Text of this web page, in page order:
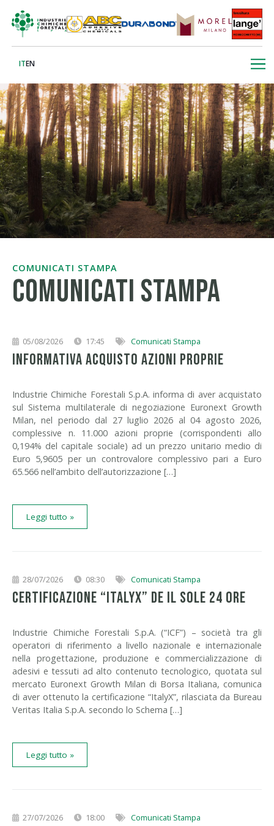
ITEN
COMUNICATI STAMPA
Comunicati Stampa
05/08/2026 17:45 Comunicati Stampa
INFORMATIVA ACQUISTO AZIONI PROPRIE
Industrie Chimiche Forestali S.p.A. informa di aver acquistato
sul Sistema multilaterale di negoziazione Euronext Growth
Milan, nel periodo dal 27 luglio 2026 al 04 agosto 2026,
complessive n. 11.000 azioni proprie (corrispondenti allo
0,194% del capitale sociale) ad un prezzo unitario medio di
Euro 5,9605 per un controvalore complessivo pari a Euro
65.566 nell’ambito dell’autorizzazione […]
Leggi tutto »
28/07/2026 08:30 Comunicati Stampa
CERTIFICAZIONE “ITALYX” DE IL SOLE 24 ORE
Industrie Chimiche Forestali S.p.A. (“ICF”) – società tra gli
operatori di riferimento a livello nazionale e internazionale
nella progettazione, produzione e commercializzazione di
adesivi e tessuti ad alto contenuto tecnologico, quotata sul
mercato Euronext Growth Milan di Borsa Italiana, comunica
di aver ottenuto la certificazione “ItalyX”, rilasciata da Bureau
Veritas Italia S.p.A. secondo lo Schema […]
Leggi tutto »
27/07/2026 18:00 Comunicati Stampa